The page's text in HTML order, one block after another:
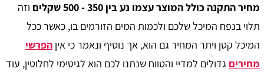
מחיר התקנה כולל המוצר עצמו נע בין 350 - 500 שקלים
וזה
תלוי בנפח המיכל שלכם ולכמות המים הזורמים בו, כאשר ככל
המיכל קטן ויתר המחיר גם הוא, אך נוסיף ונאמר כי אין הפרשי
מחירים גדולים למדיי והטווח שנתנו לכם הוא לגיטימי לחלוטין, עוד